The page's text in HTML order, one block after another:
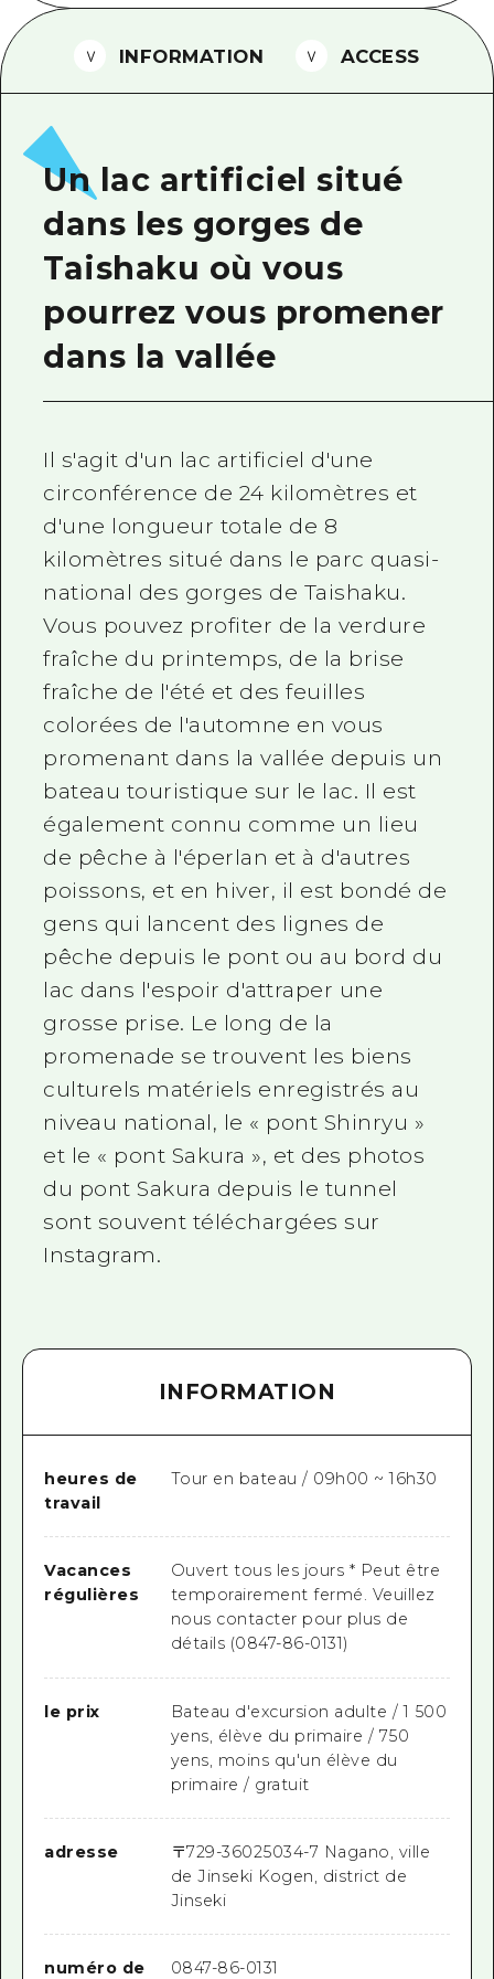
Téléchargement de Photos
Informations sur le transport en
Brochure touristique
INFORMATION ACCESS
Un lac artificiel situé
dans les gorges de
Taishaku où vous
pourrez vous promener
dans la vallée
Il s'agit d'un lac artificiel d'une
circonférence de 24 kilomètres et
d'une longueur totale de 8
kilomètres situé dans le parc quasi-
national des gorges de Taishaku.
Vous pouvez profiter de la verdure
fraîche du printemps, de la brise
fraîche de l'été et des feuilles
colorées de l'automne en vous
promenant dans la vallée depuis un
bateau touristique sur le lac. Il est
également connu comme un lieu
de pêche à l'éperlan et à d'autres
poissons, et en hiver, il est bondé de
gens qui lancent des lignes de
pêche depuis le pont ou au bord du
lac dans l'espoir d'attraper une
grosse prise. Le long de la
promenade se trouvent les biens
culturels matériels enregistrés au
niveau national, le « pont Shinryu »
et le « pont Sakura », et des photos
du pont Sakura depuis le tunnel
sont souvent téléchargées sur
Instagram.
INFORMATION
heures de
travail
Tour en bateau / 09h00 ~ 16h30
Vacances
régulières
Ouvert tous les jours * Peut être
temporairement fermé. Veuillez
nous contacter pour plus de
détails (0847-86-0131)
le prix
Bateau d'excursion adulte / 1 500
yens, élève du primaire / 750
yens, moins qu'un élève du
primaire / gratuit
adresse 〒729-36025034-7 Nagano, ville
de Jinseki Kogen, district de
Jinseki
numéro de 0847-86-0131